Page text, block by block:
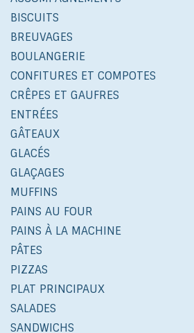
BISCUITS
BREUVAGES
BOULANGERIE
CONFITURES ET COMPOTES
CRÊPES ET GAUFRES
ENTRÉES
GÂTEAUX
GLACÉS
GLAÇAGES
MUFFINS
PAINS AU FOUR
PAINS À LA MACHINE
PÂTES
PIZZAS
PLAT PRINCIPAUX
SALADES
SANDWICHS